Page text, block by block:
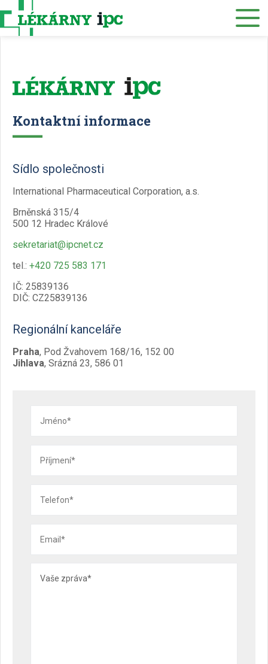
Lékárny
Služby
Kariéra
Kontaktní informace
Sídlo společnosti
International Pharmaceutical Corporation, a.s.
Brněnská 315/4
500 12 Hradec Králové
sekretariat@ipcnet.cz
tel.: +420 725 583 171
IČ: 25839136
DIČ: CZ25839136
Regionální kanceláře
Praha, Pod Žvahovem 168/16, 152 00
Jihlava, Srázná 23, 586 01